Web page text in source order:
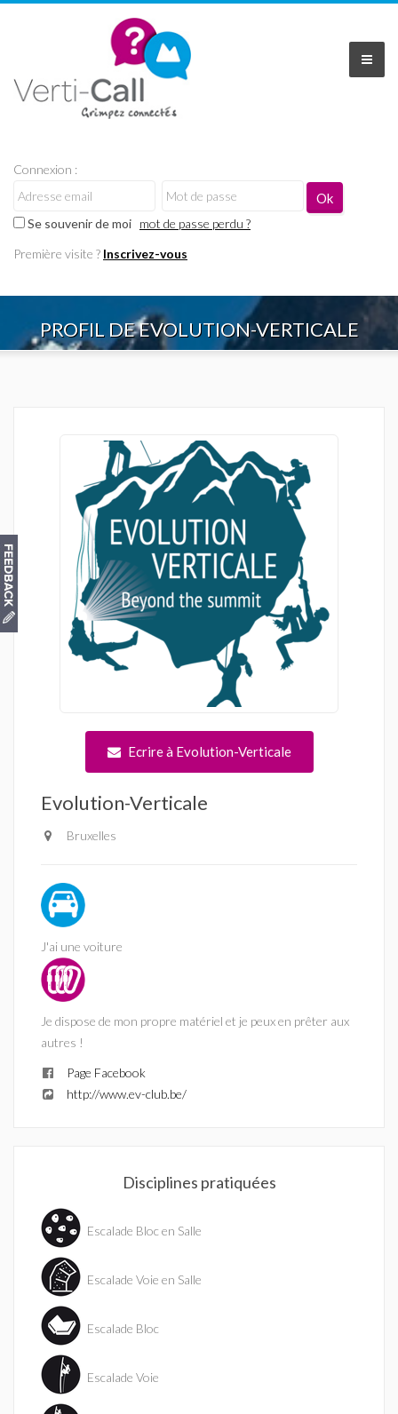
Connexion :
Se souvenir de moi mot de passe perdu ?
Première visite ? Inscrivez-vous
PROFIL DE EVOLUTION-VERTICALE
Ecrire à Evolution-Verticale
Evolution-Verticale
Bruxelles
J'ai une voiture
Je dispose de mon propre matériel et je peux en prêter aux
autres !
Page Facebook
http://www.ev-club.be/
Disciplines pratiquées
Escalade Bloc en Salle
Escalade Voie en Salle
Escalade Bloc
Escalade Voie